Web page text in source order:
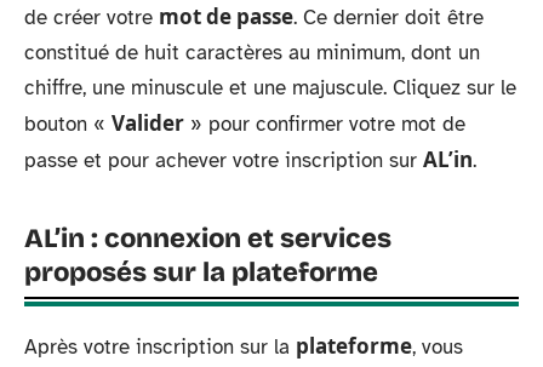
de créer votre mot de passe. Ce dernier doit être
constitué de huit caractères au minimum, dont un
chiffre, une minuscule et une majuscule. Cliquez sur le
bouton « Valider » pour confirmer votre mot de
passe et pour achever votre inscription sur AL’in.
AL’in : connexion et services
proposés sur la plateforme
Après votre inscription sur la plateforme, vous